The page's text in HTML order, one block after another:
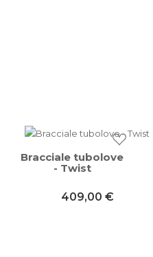
Bracciale tubolove
- Twist
409,00 €